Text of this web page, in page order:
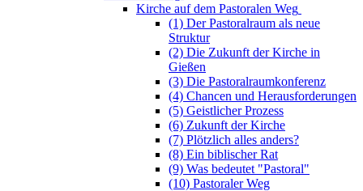
Kirche auf dem Pastoralen Weg
(1) Der Pastoralraum als neue
Struktur
(2) Die Zukunft der Kirche in
Gießen
(3) Die Pastoralraumkonferenz
(4) Chancen und Herausforderungen
(5) Geistlicher Prozess
(6) Zukunft der Kirche
(7) Plötzlich alles anders?
(8) Ein biblischer Rat
(9) Was bedeutet "Pastoral"
(10) Pastoraler Weg